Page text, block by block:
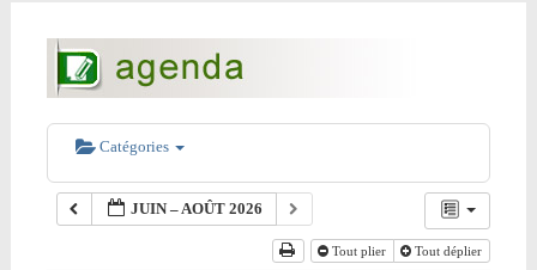
Catégories
JUIN – AOÛT 2026
Tout plier Tout déplier